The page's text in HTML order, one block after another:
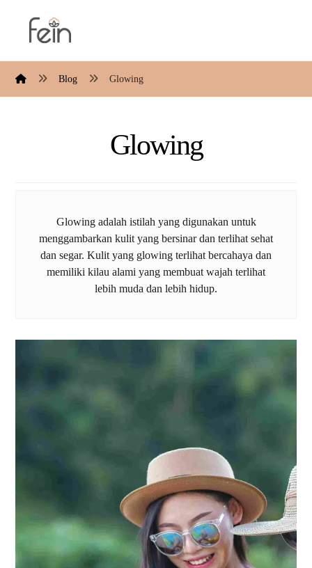
Blog Glowing
Glowing
Glowing adalah istilah yang digunakan untuk
menggambarkan kulit yang bersinar dan terlihat sehat
dan segar. Kulit yang glowing terlihat bercahaya dan
memiliki kilau alami yang membuat wajah terlihat
lebih muda dan lebih hidup.